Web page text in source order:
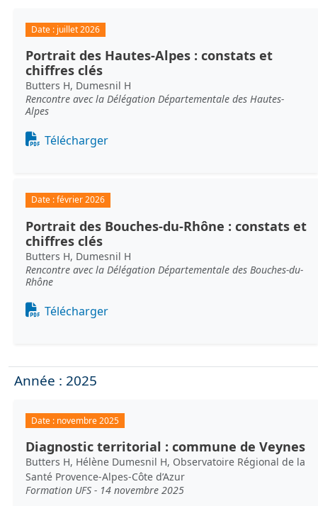
Date : juillet 2026
Portrait des Hautes-Alpes : constats et
chiffres clés
Butters H, Dumesnil H
Rencontre avec la Délégation Départementale des Hautes-
Alpes
Document
Télécharger
Date :février 2026
Portrait des Bouches-du-Rhône : constats et
chiffres clés
Butters H, Dumesnil H
Rencontre avec la Délégation Départementale des Bouches-du-
Rhône
Document
Télécharger
Année : 2025
Date : novembre 2025
Diagnostic territorial : commune de Veynes
Butters H, Hélène Dumesnil H, Observatoire Régional de la
Santé Provence-Alpes-Côte d’Azur
Formation UFS - 14 novembre 2025